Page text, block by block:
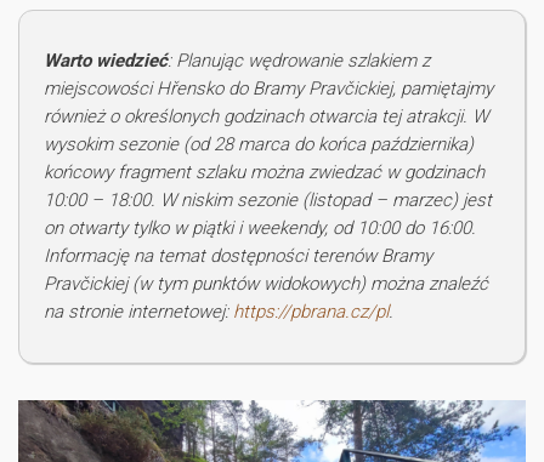
Warto wiedzieć: Planując wędrowanie szlakiem z
miejscowości Hřensko do Bramy Pravčickiej, pamiętajmy
również o określonych godzinach otwarcia tej atrakcji. W
wysokim sezonie (od 28 marca do końca października)
końcowy fragment szlaku można zwiedzać w godzinach
10:00 – 18:00. W niskim sezonie (listopad – marzec) jest
on otwarty tylko w piątki i weekendy, od 10:00 do 16:00.
Informację na temat dostępności terenów Bramy
Pravčickiej (w tym punktów widokowych) można znaleźć
na stronie internetowej: https://pbrana.cz/pl.